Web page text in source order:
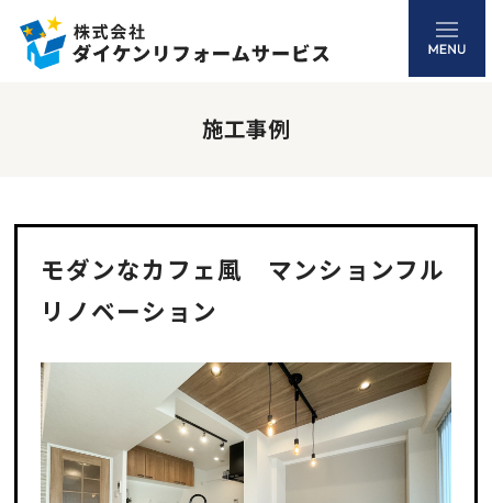
施工事例
モダンなカフェ風 マンションフル
リノベーション